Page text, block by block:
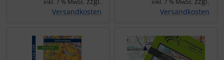
Versandkosten
Versandkosten